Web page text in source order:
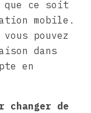
que ce soit
mobile.
pouvez
dans
en
changer de